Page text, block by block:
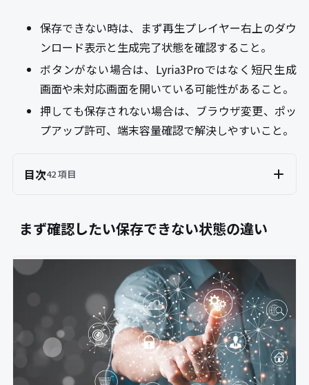
保存できない時は、まず再生プレイヤー右上のダウ
ンロード表示と生成完了状態を確認すること。
ボタンがない場合は、Lyria3Proではなく短尺生成
画面や未対応画面を開いている可能性があること。
押しても保存されない場合は、ブラウザ変更、ポッ
プアップ許可、端末容量確認で解決しやすいこと。
目次42 項目
まず確認したい保存できない状態の違い